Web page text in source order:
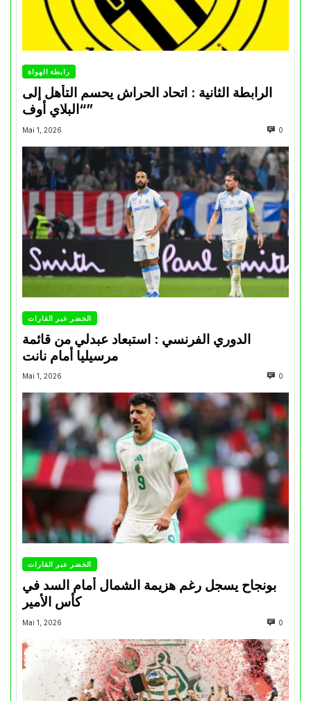
رابطة الهواة
الرابطة الثانية : اتحاد الحراش يحسم التأهل إلى
“البلاي أوف”
Mai 1, 2026 0
الخضر عبر القارات
الدوري الفرنسي : استبعاد عبدلي من قائمة
مرسيليا أمام نانت
Mai 1, 2026 0
الخضر عبر القارات
بونجاح يسجل رغم هزيمة الشمال أمام السد في
كأس الأمير
Mai 1, 2026 0